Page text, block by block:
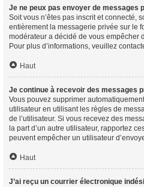
Je ne peux pas envoyer de messages
Soit vous n’êtes pas inscrit et connecté,
entièrement la messagerie privée sur le
modérateur a décidé de vous empêcher
Pour plus d’informations, veuillez
Haut
Je continue à recevoir des messages
Vous pouvez supprimer
utilisateur en utilisant les règles de
de l’utilisateur. Si vous recevez des
la part d’un autre utilisateur, rapportez
peuvent empêcher un utilisateur
Haut
J’ai reçu un courrier électronique